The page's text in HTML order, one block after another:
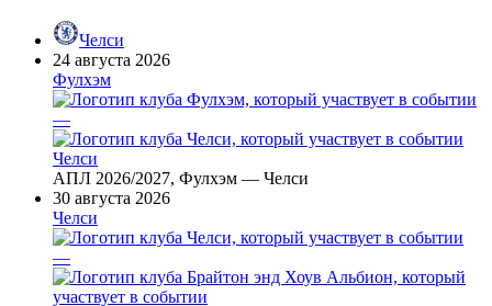
Челси
24 августа 2026
Фулхэм
—
Челси
АПЛ 2026/2027, Фулхэм — Челси
30 августа 2026
Челси
—